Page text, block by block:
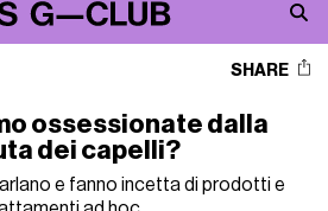
SHARE
ossessionate dalla
dei capelli?
e fanno incetta di prodotti e